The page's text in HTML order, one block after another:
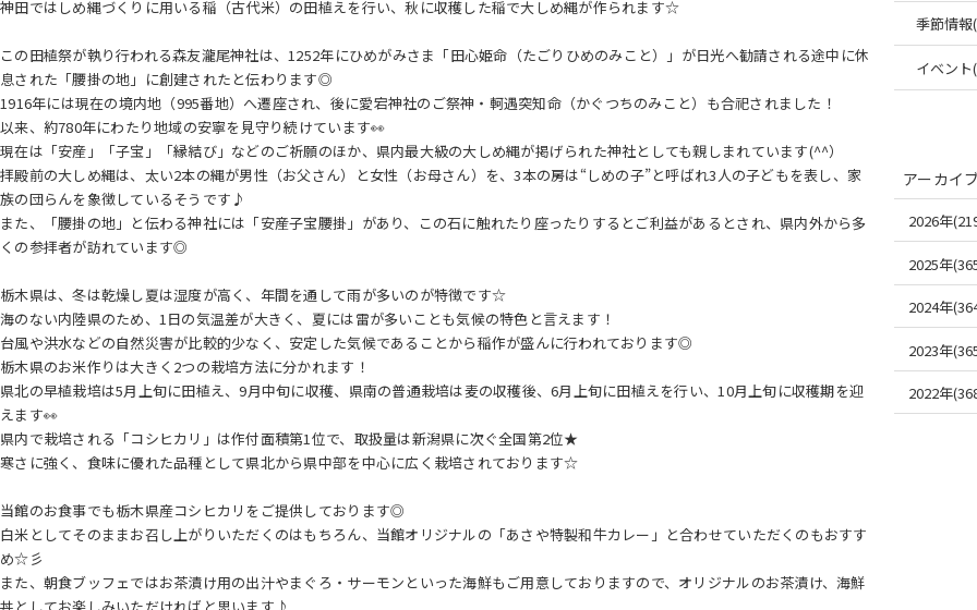
神田ではしめ縄づくりに用いる稲（古代米）の田植えを行い、秋に収穫した稲で大しめ縄が作られます☆
この田植祭が執り行われる森友瀧尾神社は、1252年にひめがみさま「田心姫命（たごりひめのみこと）」が日光へ勧請される途中に休
息された「腰掛の地」に創建されたと伝わります◎
1916年には現在の境内地（995番地）へ遷座され、後に愛宕神社のご祭神・軻遇突知命（かぐつちのみこと）も合祀されました！
以来、約780年にわたり地域の安寧を見守り続けています👀
現在は「安産」「子宝」「縁結び」などのご祈願のほか、県内最大級の大しめ縄が掲げられた神社としても親しまれています(^^）
拝殿前の大しめ縄は、太い2本の縄が男性（お父さん）と女性（お母さん）を、3本の房は“しめの子”と呼ばれ3人の子どもを表し、家
族の団らんを象徴しているそうです♪
また、「腰掛の地」と伝わる神社には「安産子宝腰掛」があり、この石に触れたり座ったりするとご利益があるとされ、県内外から多
くの参拝者が訪れています◎
栃木県は、冬は乾燥し夏は湿度が高く、年間を通して雨が多いのが特徴です☆
海のない内陸県のため、1日の気温差が大きく、夏には雷が多いことも気候の特色と言えます！
台風や洪水などの自然災害が比較的少なく、安定した気候であることから稲作が盛んに行われております◎
栃木県のお米作りは大きく2つの栽培方法に分かれます！
県北の早植栽培は5月上旬に田植え、9月中旬に収穫、県南の普通栽培は麦の収穫後、6月上旬に田植えを行い、10月上旬に収穫期を迎
えます👀
県内で栽培される「コシヒカリ」は作付面積第1位で、取扱量は新潟県に次ぐ全国第2位★
寒さに強く、食味に優れた品種として県北から県中部を中心に広く栽培されております☆
当館のお食事でも栃木県産コシヒカリをご提供しております◎
白米としてそのままお召し上がりいただくのはもちろん、当館オリジナルの「あさや特製和牛カレー」と合わせていただくのもおすす
め☆彡
また、朝食ブッフェではお茶漬け用の出汁やまぐろ・サーモンといった海鮮もご用意しておりますので、オリジナルのお茶漬け、海鮮
丼としてお楽しみいただければと思います♪
季節情報
イベント
アーカイ
2026年
2025年
2024年
2023年
2022年